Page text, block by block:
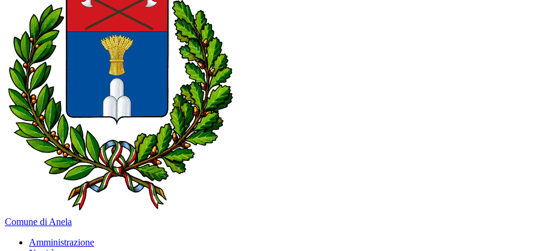
Comune di Anela
Amministrazione